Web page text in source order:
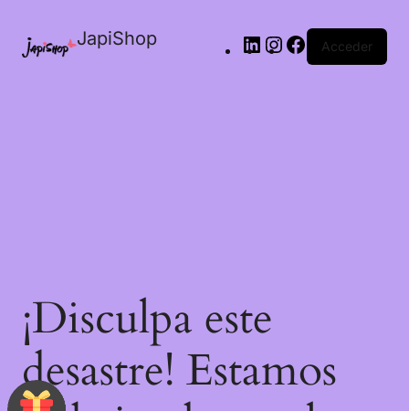
JapiShop Acceder
¡Disculpa este
desastre! Estamos